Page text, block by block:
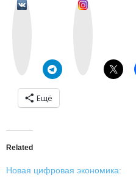
Ещё
Related
Новая цифровая экономика: